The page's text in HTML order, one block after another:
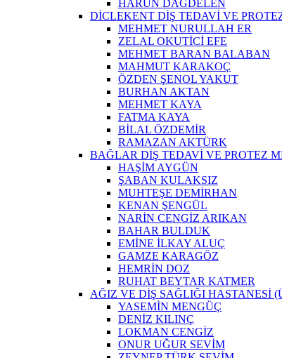
HARUN DAĞDELEN
DİCLEKENT DİŞ TEDAVİ VE
MEHMET NURULLAH ER
ZELAL OKUTİCİ EFE
MEHMET BARAN BALABAN
MAHMUT KARAKOÇ
ÖZDEN ŞENOL YAKUT
BURHAN AKTAN
MEHMET KAYA
FATMA KAYA
BİLAL ÖZDEMİR
RAMAZAN AKTÜRK
BAĞLAR DİŞ TEDAVİ VE PROTEZ
HAŞİM AYGÜN
ŞABAN KULAKSIZ
MUHTEŞE DEMİRHAN
KENAN ŞENGÜL
NARİN CENGİZ ARIKAN
BAHAR BULDUK
EMİNE İLKAY ALUÇ
GAMZE KARAGÖZ
HEMRİN DOZ
RUHAT BEYTAR KATMER
AĞIZ VE DİŞ SAĞLIĞI HASTANESİ
YASEMİN MENGÜÇ
DENİZ KILINÇ
LOKMAN CENGİZ
ONUR UĞUR SEVİM